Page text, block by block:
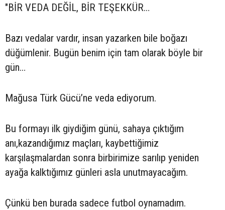
"BİR VEDA DEĞİL, BİR TEŞEKKÜR…
Bazı vedalar vardır, insan yazarken bile boğazı
düğümlenir. Bugün benim için tam olarak böyle bir
gün…
Mağusa Türk Gücü’ne veda ediyorum.
Bu formayı ilk giydiğim günü, sahaya çıktığım
anı,kazandığımız maçları, kaybettiğimiz
karşılaşmalardan sonra birbirimize sarılıp yeniden
ayağa kalktığımız günleri asla unutmayacağım.
Çünkü ben burada sadece futbol oynamadım.